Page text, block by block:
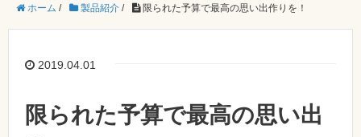
ホーム / 製品紹介 / 限られた予算で最高の思い出作りを！
2019.04.01
限られた予算で最高の思い出